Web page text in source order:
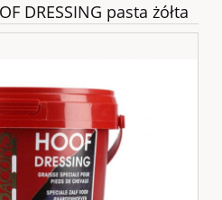
DRESSING pasta żółta